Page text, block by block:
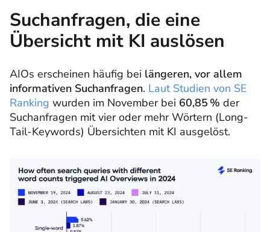
Suchanfragen, die eine
Übersicht mit KI auslösen
AIOs erscheinen häufig bei längeren, vor allem
informativen Suchanfragen. Laut Studien von SE
Ranking wurden im November bei 60,85 % der
Suchanfragen mit vier oder mehr Wörtern (Long-
Tail-Keywords) Übersichten mit KI ausgelöst.